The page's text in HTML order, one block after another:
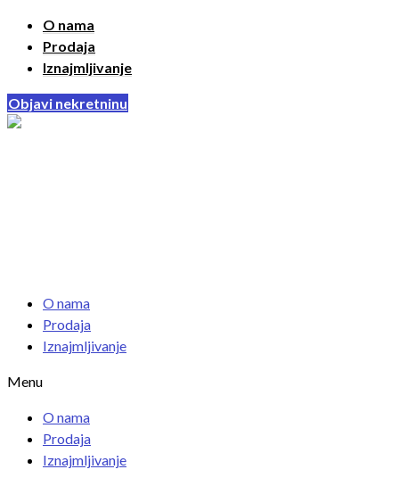
O nama
Prodaja
Iznajmljivanje
Objavi nekretninu
O nama
Prodaja
Iznajmljivanje
Menu
O nama
Prodaja
Iznajmljivanje